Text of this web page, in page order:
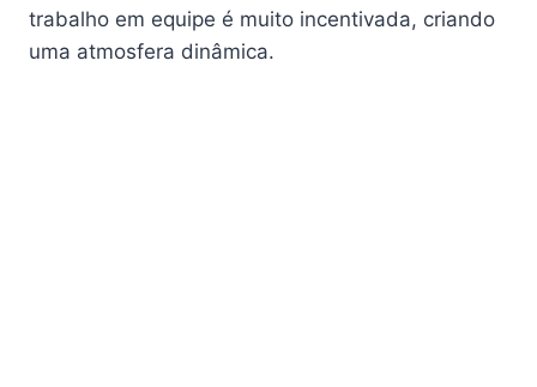
trabalho em equipe é muito incentivada, criando
uma atmosfera dinâmica.